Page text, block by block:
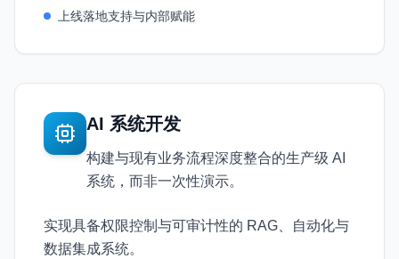
上线落地支持与内部赋能
AI 系统开发
构建与现有业务流程深度整合的生产级 AI
系统，而非一次性演示。
实现具备权限控制与可审计性的 RAG、自动化与
数据集成系统。